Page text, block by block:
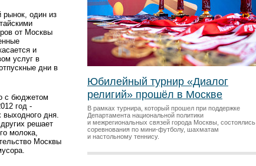
Юбилейный турнир «Диалог
религий» прошёл в Москве
В рамках турнира, который прошел при поддержке
Департамента национальной политики
и межрегиональных связей города Москвы, состоялись
соревнования по мини-футболу, шахматам
и настольному теннису.
рынок, один из
от Москвы
и
услуг в
дни в
с бюджетом
год -
выходного дня.
решает
молока,
Москвы